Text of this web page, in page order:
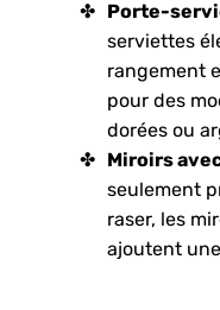
Porte-
serviettes
rangement
pour des
dorées ou
Miroirs
seulement
raser, les
ajoutent